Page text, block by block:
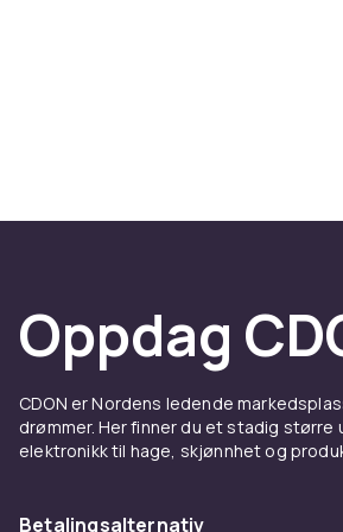
Oppdag
CDON er Nordens ledende
drømmer. Her finner du et stadig større
elektronikk til hage, skjønnhet og
Betalingsalternativ